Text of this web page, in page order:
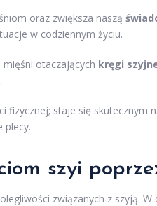
oraz zwiększa naszą
w codziennym życiu.
otaczających kręgi
fizycznej; staje się skutecznym
plecy.
szyi
związanych z szyją. W